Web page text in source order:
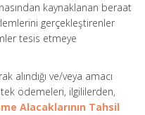
kaynaklanan beraat
gerçekleştirenler
tesis etmeye
alındığı ve/veya amacı
ödemeleri, ilgililerden,
Alacaklarının Tahsil